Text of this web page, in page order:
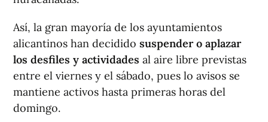
Así, la gran mayoría de los ayuntamientos
alicantinos han decidido suspender o aplazar
los desfiles y actividades al aire libre previstas
entre el viernes y el sábado, pues lo avisos se
mantiene activos hasta primeras horas del
domingo.